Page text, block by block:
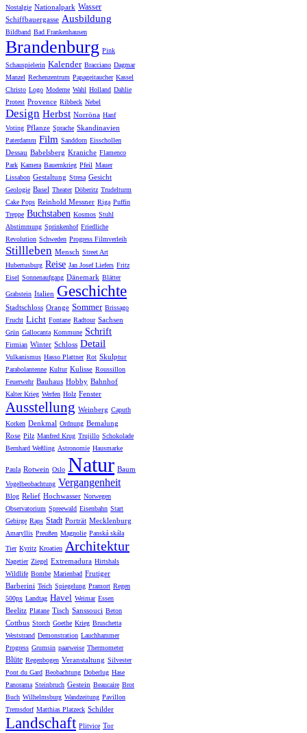
Nostalgie Nationalpark Wasser
Schiffbauergasse Ausbildung
Bildband Bad Frankenhausen
Brandenburg Pink
Schauspielerin Kalender Bracciano Dagmar
Manzel Rechenzentrum Papageitaucher Kassel
Christo Logo Moderne Wahl Holland Dahlie
Protest Provence Ribbeck Nebel
Design Herbst Norröna Hanf
Voting Pflanze Sprache Skandinavien
Paterdamm Film Sanddorn Eisschollen
Dessau Babelsberg Kraniche Flamenco
Park Kamera Bauernkrieg Pfeil Mauer
Lissabon Gestaltung Stresa Gesicht
Geologie Basel Theater Döberitz Trudelturm
Cake Pops Reinhold Messner Riga Puffin
Treppe Buchstaben Kosmos Stuhl
Abstimmung Sprinkenhof Friedliche
Revolution Schweden Progress Filmverleih
Stillleben Mensch Street Art
Hubertusburg Reise Jan Josef Liefers Fritz
Eisel Sonnenaufgang Dänemark Blätter
Grabstein Italien Geschichte
Stadtschloss Orange Sommer Brissago
Frucht Licht Fontane Radtour Sachsen
Grün Gallocanta Kommune Schrift
Firmian Winter Schloss Detail
Vulkanismus Hasso Plattner Rot Skulptur
Parabolantenne Kultur Kulisse Roussillon
Feuerwehr Bauhaus Hobby Bahnhof
Kalter Krieg Werfen Holz Fenster
Ausstellung Weinberg Caputh
Korken Denkmal Ordnung Bemalung
Rose Pilz Manfred Krug Trujillo Schokolade
Bernhard Weßling Astronomie Hausmarke
Paula Rotwein Oslo Natur Baum
Vogelbeobachtung Vergangenheit
Blog Relief Hochwasser Norwegen
Observatorium Spreewald Eisenbahn Start
Gebirge Raps Stadt Porträt Mecklenburg
Amaryllis Preußen Magnolie Panská skála
Tier Kyritz Kroatien Architektur
Nagetier Ziegel Extremadura Hirtshals
Wildlife Bombe Marienbad Frutiger
Barberini Teich Spiegelung Pramort Regen
500px Landtag Havel Weimar Essen
Beelitz Platane Tisch Sanssouci Beton
Cottbus Storch Goethe Krieg Bruschetta
Weststrand Demonstration Lauchhammer
Progress Grumsin paarweise Thermometer
Blüte Regenbogen Veranstaltung Silvester
Pont du Gard Beobachtung Doberlug Hase
Panorama Steinbruch Gestein Beaucaire Brot
Buch Wilhelmsburg Wandzeitung Pavillon
Tremsdorf Matthias Platzeck Schilder
Landschaft Plitvice Tor